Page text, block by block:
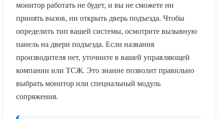
монитор работать не будет, и вы не сможете ни
принять вызов, ни открыть дверь подъезда. Чтобы
определить тип вашей системы, осмотрите вызывную
панель на двери подъезда. Если названия
производителя нет, уточните в вашей управляющей
компании или ТСЖ. Это знание позволит правильно
выбрать монитор или специальный модуль
сопряжения.